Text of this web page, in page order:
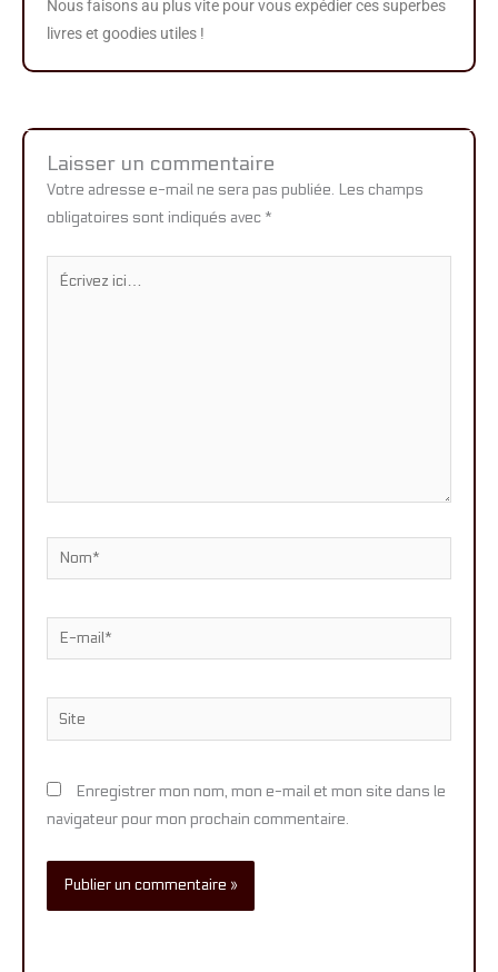
Nous faisons au plus vite pour vous expédier ces superbes
livres et goodies utiles !
Laisser un commentaire
Votre adresse e-mail ne sera pas publiée. Les champs
obligatoires sont indiqués avec *
Nom*
E-
mail*
Site
Enregistrer mon nom, mon e-mail et mon site dans le
navigateur pour mon prochain commentaire.